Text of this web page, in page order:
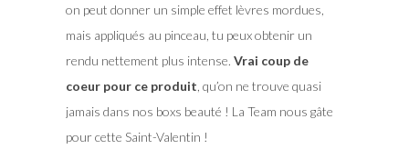
on peut donner un simple effet lèvres mordues,
mais appliqués au pinceau, tu peux obtenir un
rendu nettement plus intense. Vrai coup de
coeur pour ce produit , qu’on ne trouve quasi
jamais dans nos boxs beauté ! La Team nous gâte
pour cette Saint-Valentin !